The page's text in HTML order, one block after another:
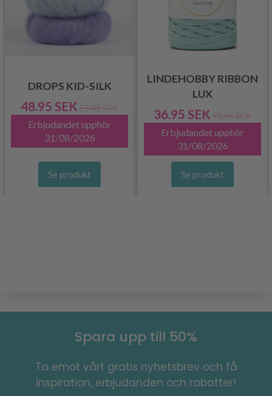
DROPS KID-SILK
48.95 SEK 55.95 SEK
Erbjudandet upphör
31/08/2026
Se produkt
LINDEHOBBY RIBBON
LUX
36.95 SEK 73.95 SEK
Erbjudandet upphör
31/08/2026
Se produkt
Spara upp till 50%
Ta emot vårt gratis nyhetsbrev och få
inspiration, erbjudanden och rabatter!